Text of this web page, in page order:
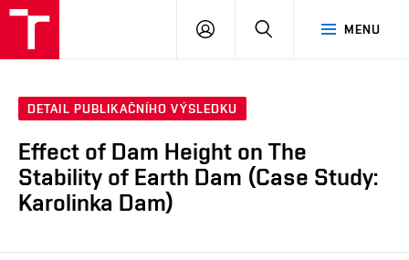
MENU
PŘIHLÁSIT
DETAIL PUBLIKAČNÍHO VÝSLEDKU
Effect of Dam Height on The
Stability of Earth Dam (Case Study:
Karolinka Dam)